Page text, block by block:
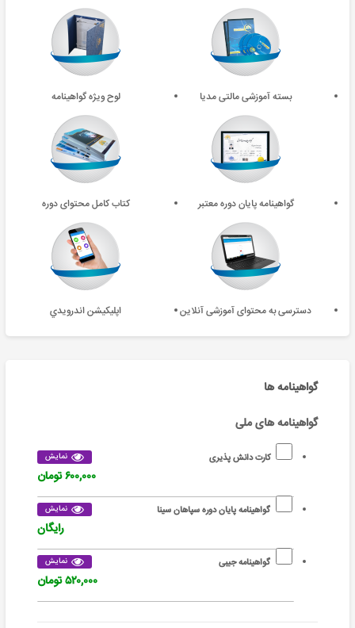
بسته آموزشی مالتی مدیا لوح ویژه گواهینامه
گواهینامه پایان دوره معتبر کتاب کامل محتوای دوره
دسترسی به محتوای آموزشی آنلاین اپليکيشن اندرويدي
گواهینامه ها
گواهینامه های ملی
کارت دانش پذیری نمایش
۶۰۰,۰۰۰ تومان
گواهینامه پایان دوره سپاهان سینا نمایش
رایگان
گواهینامه جیبی نمایش
۵۲۰,۰۰۰ تومان